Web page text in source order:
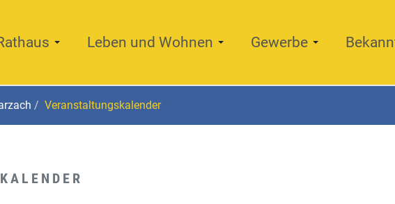
Leben und Wohnen Gewerbe
Veranstaltungskalender